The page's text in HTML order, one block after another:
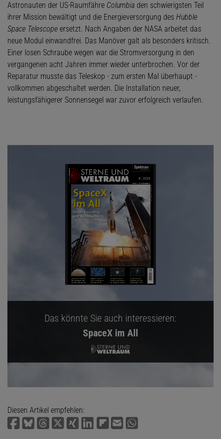
Astronauten der US-Raumfähre Columbia den schwierigsten Teil
ihrer Mission bewältigt und die Energieversorgung des Hubble
Space Telescope ersetzt. Nach Angaben der NASA arbeitet das
neue Modul einwandfrei. Das Manöver galt als besonders kritisch.
Einer losen Schraube wegen war die Stromversorgung in den
vergangenen acht Jahren immer wieder unterbrochen. Vor der
Reparatur musste das Teleskop - zum ersten Mal überhaupt -
vollkommen abgeschaltet werden. Die Installation neuer,
leistungsfähigerer Sonnensegel war zuvor erfolgreich verlaufen.
Das könnte Sie auch interessieren:
SpaceX im All
Diesen Artikel empfehlen: